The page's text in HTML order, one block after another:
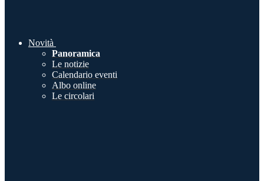
Novità
Panoramica
Le notizie
Calendario eventi
Albo online
Le circolari